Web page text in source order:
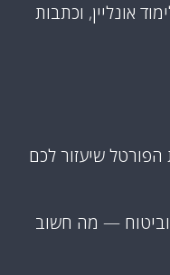
אונליין, וכתבות
הפורטל שיעזור לכם
— מה חשוב